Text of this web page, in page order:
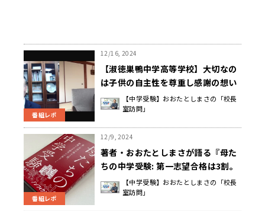
番組レポ
12/16, 2024
【淑徳巣鴨中学高等学校】大切なの
は子供の自主性を尊重し感謝の想い
と共に生活すること 矢島 勝広 校長
先生
【中学受験】おおたとしまさの「校長
室訪問」
番組レポ
12/9, 2024
著者・おおたとしまさが語る『母た
ちの中学受験: 第一志望合格は3割。
納得できる結末に必要なこと』
【中学受験】おおたとしまさの「校長
室訪問」